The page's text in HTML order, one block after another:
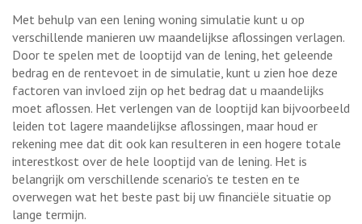
Met behulp van een lening woning simulatie kunt u op
verschillende manieren uw maandelijkse aflossingen verlagen.
Door te spelen met de looptijd van de lening, het geleende
bedrag en de rentevoet in de simulatie, kunt u zien hoe deze
factoren van invloed zijn op het bedrag dat u maandelijks
moet aflossen. Het verlengen van de looptijd kan bijvoorbeeld
leiden tot lagere maandelijkse aflossingen, maar houd er
rekening mee dat dit ook kan resulteren in een hogere totale
interestkost over de hele looptijd van de lening. Het is
belangrijk om verschillende scenario’s te testen en te
overwegen wat het beste past bij uw financiële situatie op
lange termijn.